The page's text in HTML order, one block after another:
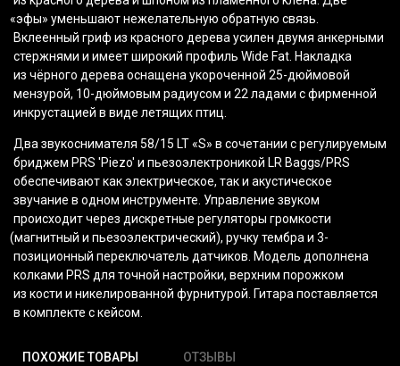
«эфы» уменьшают нежелательную обратную связь.
Вклеенный гриф из красного дерева усилен двумя анкерными
стержнями и имеет широкий профиль Wide Fat. Накладка
из чёрного дерева оснащена укороченной 25-дюймовой
мензурой, 10-дюймовым радиусом и 22 ладами с фирменной
инкрустацией в виде летящих птиц.
Два звукоснимателя 58/15 LT«S» в сочетании с регулируемым
бриджем PRS 'Piezo' и пьезоэлектроникой LR Baggs/PRS
обеспечивают как электрическое, так и акустическое
звучание в одном инструменте. Управление звуком
происходит через дискретные регуляторы громкости
(магнитный и пьезоэлектрический), ручку тембра и 3-
позиционный переключатель датчиков. Модель дополнена
колками PRS для точной настройки, верхним порожком
из кости и никелированной фурнитурой. Гитара поставляется
в комплекте с кейсом.
ПОХОЖИЕ ТОВАРЫ ОТЗЫВЫ